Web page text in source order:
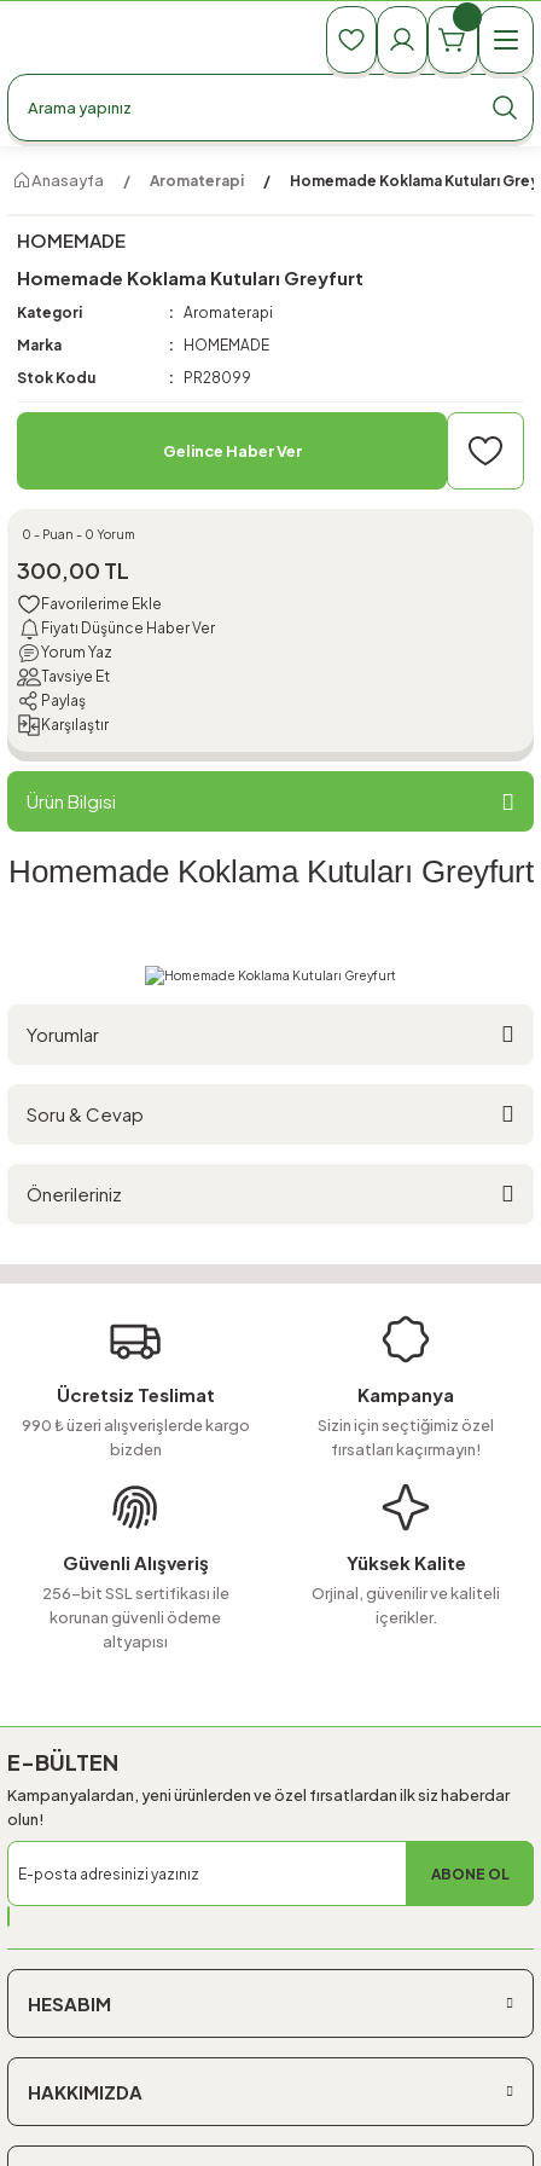
990 TL Üzeri Ücretsiz Kargo
990 TL Üzeri Ücretsiz Kargo
Anasayfa Aromaterapi Homemade Koklama Kutuları
HOMEMADE
Homemade Koklama Kutuları Greyfurt
Kategori
Aromaterapi
Marka
HOMEMADE
Stok Kodu
PR28099
Gelince Haber Ver
0 - Puan - 0 Yorum
300,00 TL
Fiyatı Düşünce Haber Ver
Yorum Yaz
Tavsiye Et
Paylaş
Karşılaştır
Ürün Bilgisi
Homemade Koklama Kutuları Greyfurt
Yorumlar
Soru & Cevap
Soru Sor
Önerileriniz
Görüş ve önerileriniz için teşekkür ederiz.
Ürün resmi kalitesiz, bozuk veya görüntülenemiyor.
Ürün açıklamasında eksik bilgiler bulunuyor.
Ürün bilgilerinde hatalar bulunuyor.
Ürün fiyatı diğer sitelerden daha pahalı.
Bu ürüne benzer farklı alternatifler olmalı.
Ücretsiz Teslimat
990 ₺ üzeri alışverişlerde kargo
bizden
Kampanya
Sizin için seçtiğimiz özel
fırsatları kaçırmayın!
Güvenli Alışveriş
256-bit SSL sertifikası ile
korunan güvenli ödeme
altyapısı
Yüksek Kalite
Orjinal, güvenilir ve kaliteli
içerikler.
E-BÜLTEN
Kampanyalardan, yeni ürünlerden ve özel fırsatlardan ilk siz haberdar
olun!
ABONE OL
HESABIM
HAKKIMIZDA